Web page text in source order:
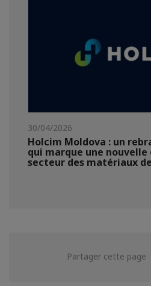
30/04/2026
Holcim Moldova : un
qui marque une nouvelle
secteur des matériaux
Partager cette page